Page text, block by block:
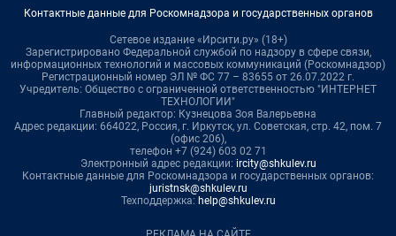
Контактные данные для Роскомнадзора и государственных органов
Сетевое издание «Ирсити.ру» (18+)
Зарегистрировано Федеральной службой по надзору в сфере связи,
информационных технологий и массовых коммуникаций (Роскомнадзор)
Регистрационный номер ЭЛ № ФС 77 – 83655 от 26.07.2022 г.
Учредитель: Общество с ограниченной ответственностью "ИНТЕРНЕТ
ТЕХНОЛОГИИ"
Главный редактор: Кузнецова Зоя Валерьевна
Адрес редакции: 664022, Россия, г. Иркутск, ул. Советская, стр. 42, пом. 7
(офис 206),
телефон +7 (924) 603 02 71
Электронный адрес редакции: ircity@shkulev.ru
Контактные данные для Роскомнадзора и государственных органов:
juristnsk@shkulev.ru
Техподдержка: help@shkulev.ru